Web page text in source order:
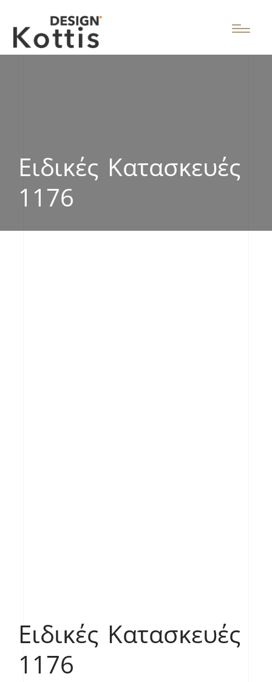
Ειδικές Κατασκευές
1176
Ειδικές Κατασκευές
1176